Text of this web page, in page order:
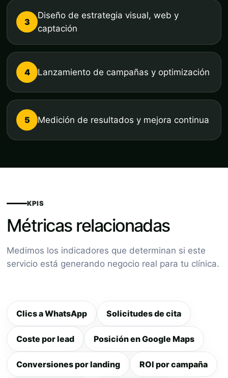
3
Diseño de estrategia visual, web y
captación
4 Lanzamiento de campañas y optimización
5 Medición de resultados y mejora continua
KPIS
Métricas relacionadas
Medimos los indicadores que determinan si este
servicio está generando negocio real para tu clínica.
Clics a WhatsApp Solicitudes de cita
Coste por lead Posición en Google Maps
Conversiones por landing ROI por campaña